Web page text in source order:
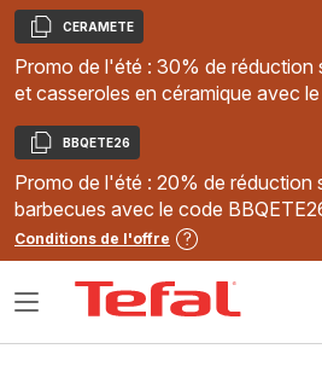
Copier
CERAMETE
Promo de l'été : 30% de réduction
et casseroles en céramique avec
Copier
BBQETE26
Promo de l'été : 20% de réduction
barbecues avec le code
Conditions de l'offre
Ouvrir